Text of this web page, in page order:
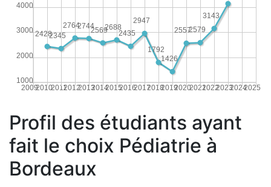
20092010201120122013201420152016201720182019202020212022202320242025
1000
2000
3000
4000
3143
2579
2557
1426
1792
2947
2435
2688
2569
2744
2764
2345
2428
Profil des étudiants ayant
fait le choix Pédiatrie à
Bordeaux